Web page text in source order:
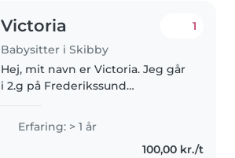
Victoria
Babysitter i Skibby
1
Hej, mit navn er Victoria. Jeg går
i 2.g på Frederikssund
nevø på 1,5 år, som jeg elsker så
højt. Lige siden jeg er blevet
Erfaring: > 1 år
100,00 kr./t